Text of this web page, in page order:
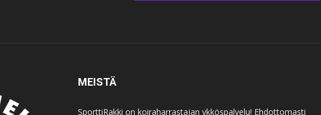
MEISTÄ
SporttiRakki on koiraharrastajan ykköspalvelu! Ehdottomasti